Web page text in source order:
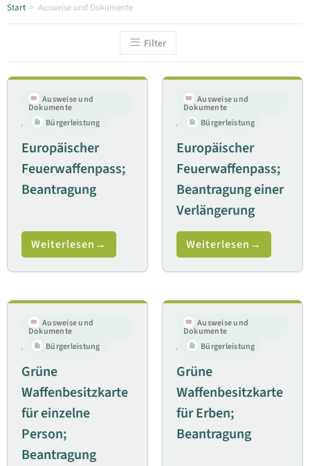
Start > Ausweise und Dokumente
Filter
Ausweise und
Dokumente
,
Bürgerleistung
Europäischer
Feuerwaffenpass;
Beantragung
Weiterlesen
Ausweise und
Dokumente
,
Bürgerleistung
Europäischer
Feuerwaffenpass;
Beantragung einer
Verlängerung
Weiterlesen
Ausweise und
Dokumente
,
Bürgerleistung
Grüne
Waffenbesitzkarte
für einzelne
Person;
Beantragung
Ausweise und
Dokumente
,
Bürgerleistung
Grüne
Waffenbesitzkarte
für Erben;
Beantragung